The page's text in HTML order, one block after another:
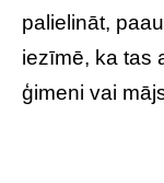
palielināt,
iezīmē, ka tas
ģimeni vai